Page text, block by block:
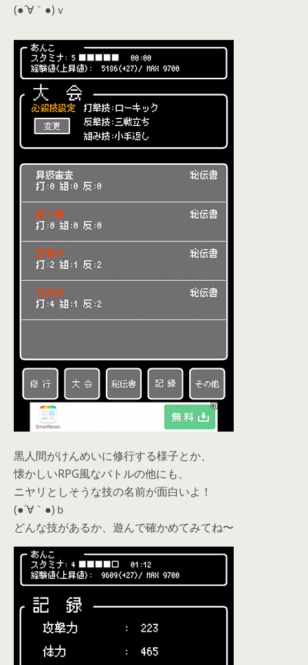
(●´∀｀●)ｖ
黒人間がけんめいに修行する様子とか、
懐かしいRPG風なバトルの他にも、
ニヤリとしそうな技の名前が面白いよ！
(●´∀｀●)ｂ
どんな技があるか、遊んで確かめてみてね〜